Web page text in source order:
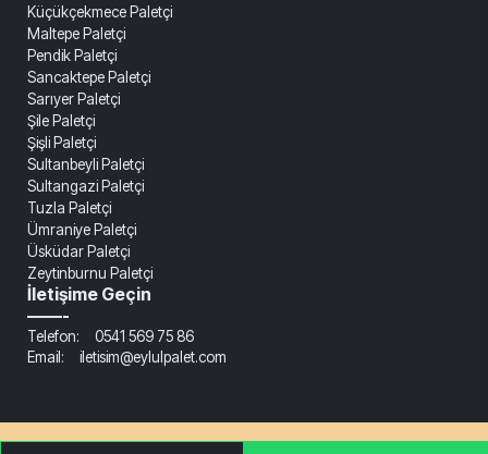
Küçükçekmece Paletçi
Maltepe Paletçi
Pendik Paletçi
Sancaktepe Paletçi
Sarıyer Paletçi
Şile Paletçi
Şişli Paletçi
Sultanbeyli Paletçi
Sultangazi Paletçi
Tuzla Paletçi
Ümraniye Paletçi
Üsküdar Paletçi
Zeytinburnu Paletçi
İletişime Geçin
——-
Telefon: 0541 569 75 86
Email: iletisim@eylulpalet.com